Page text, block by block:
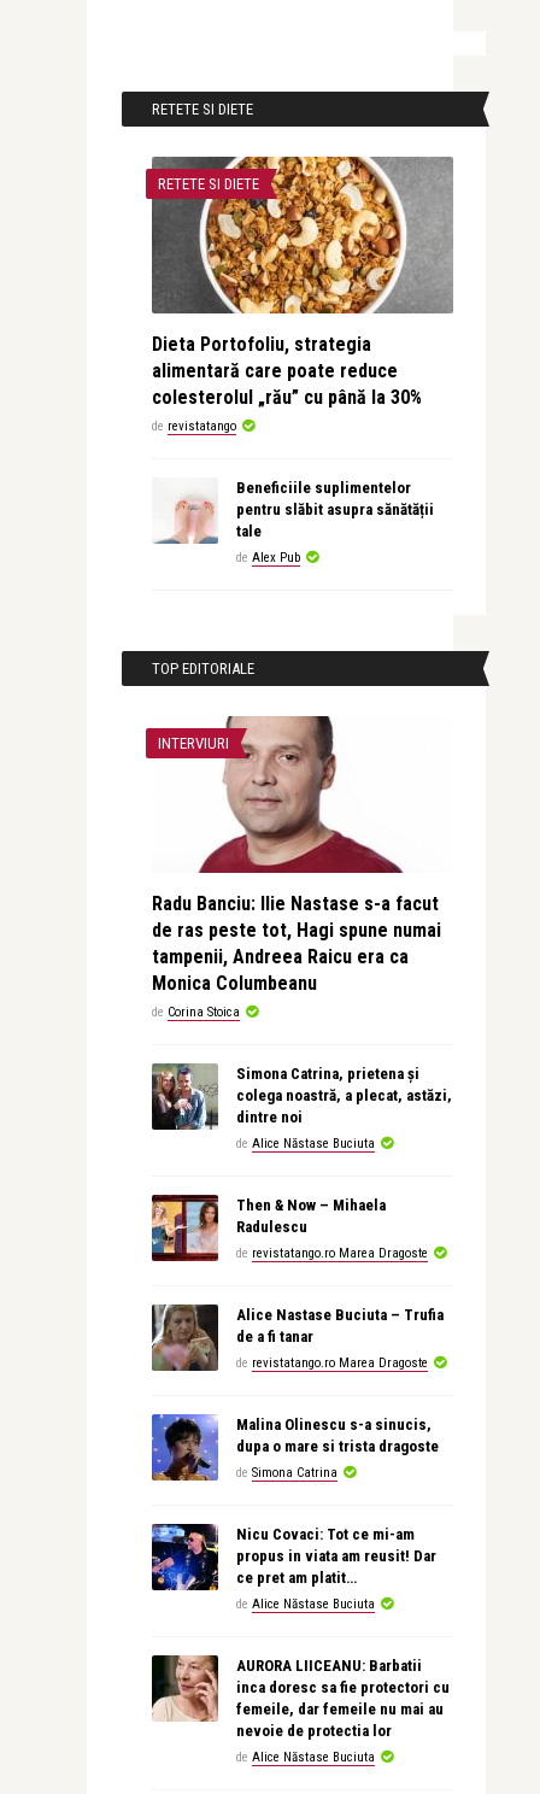
RETETE SI DIETE
RETETE SI DIETE
Dieta Portofoliu, strategia
alimentară care poate reduce
colesterolul „rău” cu până la 30%
de revistatango
Beneficiile suplimentelor
pentru slăbit asupra sănătății
tale
de Alex Pub
TOP EDITORIALE
INTERVIURI
Radu Banciu: Ilie Nastase s-a facut
de ras peste tot, Hagi spune numai
tampenii, Andreea Raicu era ca
Monica Columbeanu
de Corina Stoica
Simona Catrina, prietena și
colega noastră, a plecat, astăzi,
dintre noi
de Alice Năstase Buciuta
Then & Now – Mihaela
Radulescu
de revistatango.ro Marea Dragoste
Alice Nastase Buciuta – Trufia
de a fi tanar
de revistatango.ro Marea Dragoste
Malina Olinescu s-a sinucis,
dupa o mare si trista dragoste
de Simona Catrina
Nicu Covaci: Tot ce mi-am
propus in viata am reusit! Dar
ce pret am platit…
de Alice Năstase Buciuta
AURORA LIICEANU: Barbatii
inca doresc sa fie protectori cu
femeile, dar femeile nu mai au
nevoie de protectia lor
de Alice Năstase Buciuta